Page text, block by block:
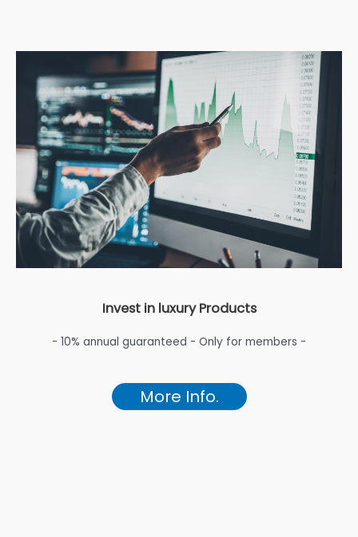
Invest in luxury Products
- 10% annual guaranteed - Only for members -
More Info.